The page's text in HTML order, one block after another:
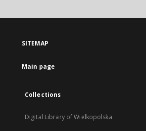
SITEMAP
Main page
Collections
Digital Library of Wielkopolska